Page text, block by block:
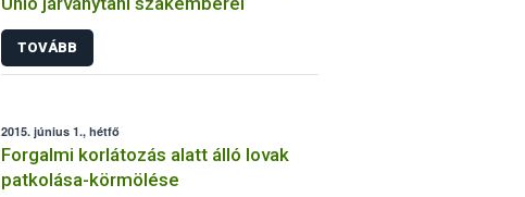
TOVÁBB
2015. június 1., hétfő
Forgalmi korlátozás alatt álló lovak
patkolása-körmölése